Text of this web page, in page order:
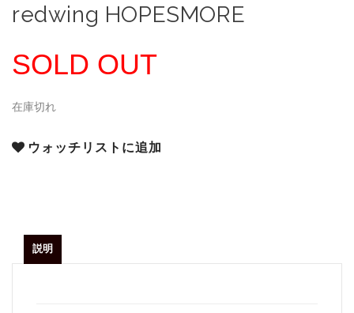
redwing HOPESMORE
SOLD OUT
在庫切れ
ウォッチリストに追加
説明